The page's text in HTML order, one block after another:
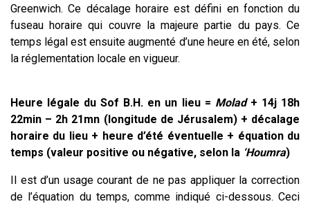
Greenwich. Ce décalage horaire est défini en fonction du
fuseau horaire qui couvre la majeure partie du pays. Ce
temps légal est ensuite augmenté d’une heure en été, selon
la réglementation locale en vigueur.
Heure légale du Sof B.H. en un lieu = Molad+ 14j 18h
22min – 2h 21mn (longitude de Jérusalem) + décalage
horaire du lieu + heure d’été éventuelle + équation du
temps (valeur positive ou négative, selon la ‘Houmra)
Il est d’un usage courant de ne pas appliquer la correction
de l’équation du temps, comme indiqué ci-dessous. Ceci